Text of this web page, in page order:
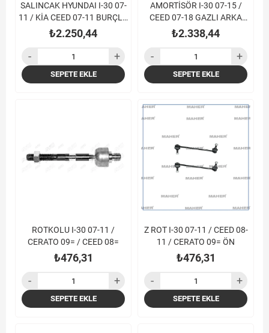
SALINCAK HYUNDAI I-30 07-
11 / KİA CEED 07-11 BURÇLU
ALT SOL
₺2.250,44
SEPETE EKLE
AMORTİSÖR I-30 07-15 /
CEED 07-18 GAZLI ARKA
SAĞ-SOL
₺2.338,44
SEPETE EKLE
ROTKOLU I-30 07-11 /
CERATO 09= / CEED 08=
₺476,31
SEPETE EKLE
Z ROT I-30 07-11 / CEED 08-
11 / CERATO 09= ÖN
₺476,31
SEPETE EKLE